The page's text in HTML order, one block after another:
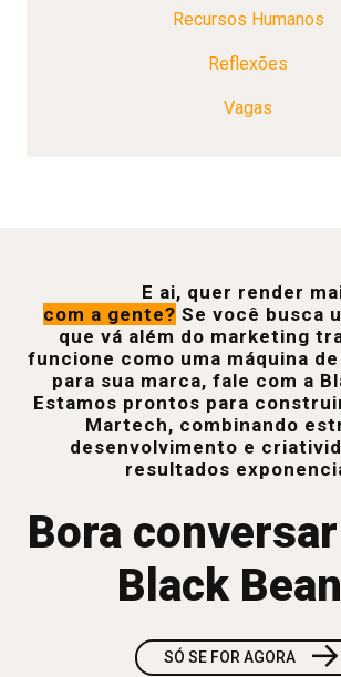
Recursos Humanos
Reflexões
Vagas
E ai, quer render
com a gente? Se você busca
que vá além do marketing
funcione como uma máquina
para sua marca, fale com a
Estamos prontos para
Martech, combinando
desenvolvimento e
resultados
Bora
Black
SÓ SE FOR AGORA →